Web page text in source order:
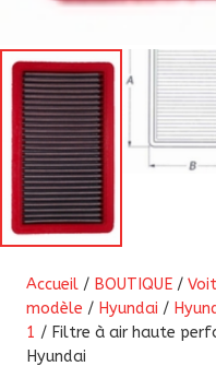
Accueil / BOUTIQUE /
modèle / Hyundai /
1 / Filtre à air haute
Hyundai